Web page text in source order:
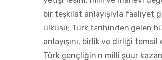
bir teşkilat anlayışıyla faaliyet
ülküsü; Türk tarihinden gelen
anlayışını, birlik ve dirliği temsil
Türk gençliğinin milli şuur